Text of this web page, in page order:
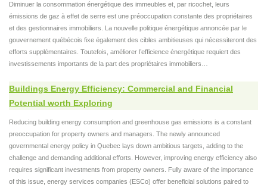
Diminuer la consommation énergétique des immeubles et, par ricochet, leurs
émissions de gaz à effet de serre est une préoccupation constante des propriétaires
et des gestionnaires immobiliers. La nouvelle politique énergétique annoncée par le
gouvernement québécois fixe également des cibles ambitieuses qui nécessiteront des
efforts supplémentaires. Toutefois, améliorer l’efficience énergétique requiert des
investissements importants de la part des propriétaires immobiliers…
Buildings Energy Efficiency: Commercial and Financial
Potential worth Exploring
Reducing building energy consumption and greenhouse gas emissions is a constant
preoccupation for property owners and managers. The newly announced
governmental energy policy in Quebec lays down ambitious targets, adding to the
challenge and demanding additional efforts. However, improving energy efficiency also
requires significant investments from property owners. Fully aware of the importance
of this issue, energy services companies (ESCo) offer beneficial solutions paired to